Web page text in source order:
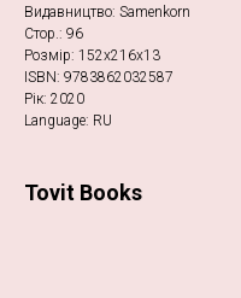
Видавництво: Samenkorn
Стор.: 96
Розмір: 152х216х13
ISBN: 9783862032587
Рік: 2020
Language: RU
Tovit Books